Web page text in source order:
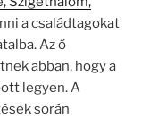
a családtagokat
Az ő
abban, hogy a
legyen. A
során